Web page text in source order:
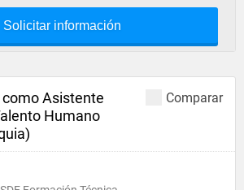
Solicitar información
Comparar
Asistente
Humano